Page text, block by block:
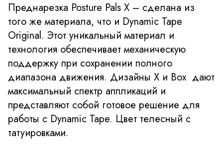
Преднарезка Posture Pals X – сделана из
того же материала, что и Dynamic Tape
Original. Этот уникальный материал и
технология обеспечивает механическую
поддержку при сохранении полного
диапазона движения. Дизайны Х и Box дают
максимальный спектр аппликаций и
представляют собой готовое решение для
работы с Dynamic Tape. Цвет телесный с
татуировками.